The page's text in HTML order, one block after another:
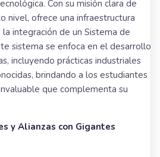
Con su misión clara de
nivel, ofrece una infraestructura
integración de un Sistema de
sistema se enfoca en el desarrollo
incluyendo prácticas industriales
brindando a los estudiantes
que complementa su
y Alianzas con Gigantes